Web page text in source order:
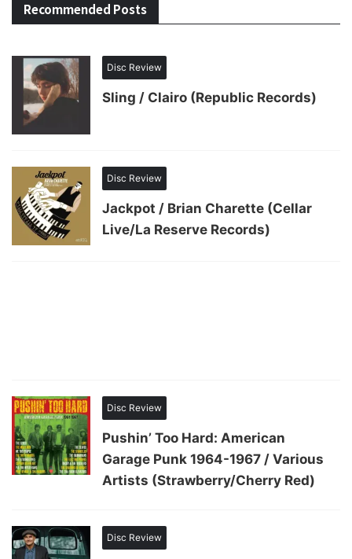
Recommended Posts
Disc Review
Sling / Clairo (Republic Records)
Disc Review
Jackpot / Brian Charette (Cellar
Live/La Reserve Records)
Disc Review
Pushin’ Too Hard: American
Garage Punk 1964-1967 / Various
Artists (Strawberry/Cherry Red)
Disc Review